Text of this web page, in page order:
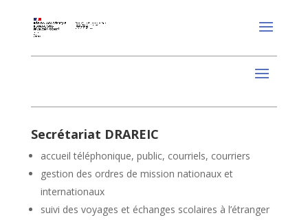
Secrétariat DRAREIC
accueil téléphonique, public, courriels, courriers
gestion des ordres de mission nationaux et
internationaux
suivi des voyages et échanges scolaires à l’étranger